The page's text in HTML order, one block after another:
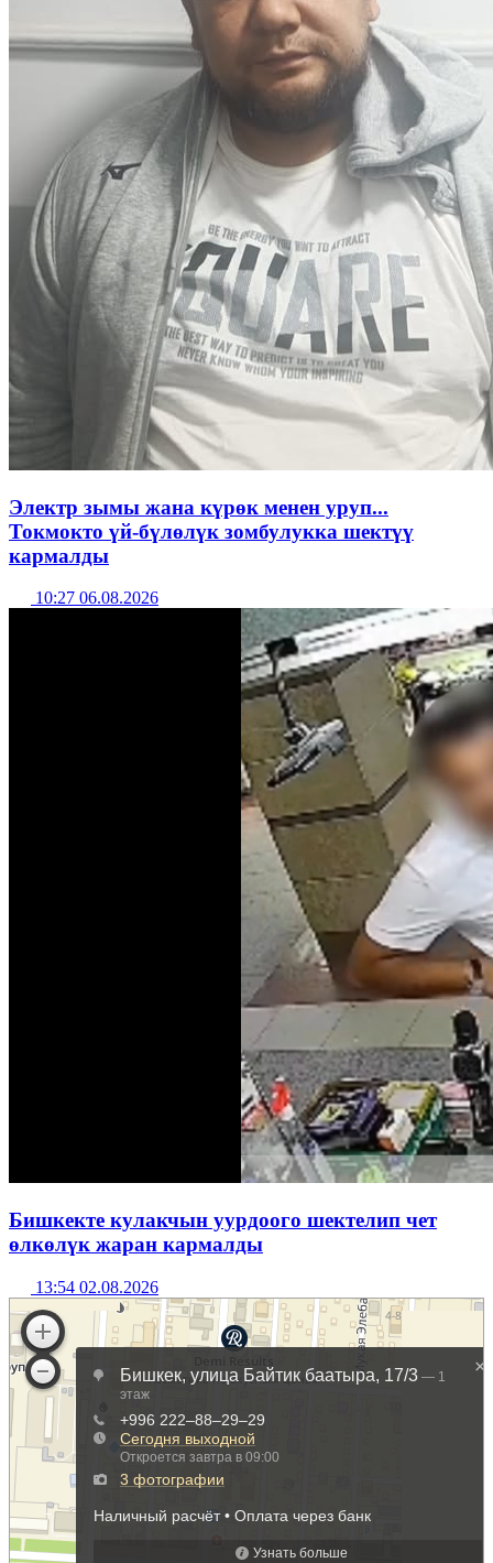
Электр зымы жана күрөк менен уруп...
Токмокто үй-бүлөлүк зомбулукка шектүү
кармалды
10:27 06.08.2026
Бишкекте кулакчын уурдоого шектелип чет
өлкөлүк жаран кармалды
13:54 02.08.2026